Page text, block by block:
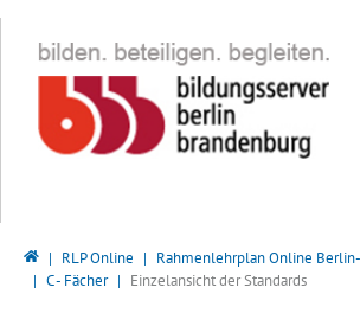
Bildungsserver Berlin - Brandenburg
RLP Online
Rahmenlehrplan Online
C - Fächer
Einzelansicht der Standards